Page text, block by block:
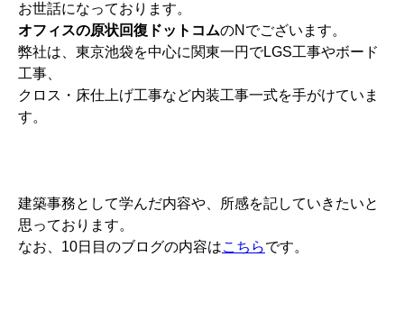
お世話になっております。
オフィスの原状回復ドットコムのNでございます。
弊社は、東京池袋を中心に関東一円でLGS工事やボード
工事、
クロス・床仕上げ工事など内装工事一式を手がけていま
す。
建築事務として学んだ内容や、所感を記していきたいと
思っております。
なお、10日目のブログの内容はこちらです。